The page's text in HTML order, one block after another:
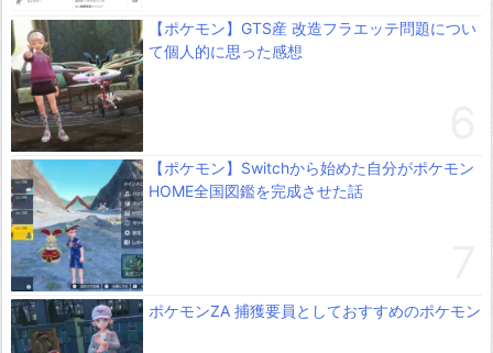
【ポケモン】GTS産 改造フラエッテ問題につい
て個人的に思った感想
【ポケモン】Switchから始めた自分がポケモン
HOME全国図鑑を完成させた話
ポケモンZA 捕獲要員としておすすめのポケモン